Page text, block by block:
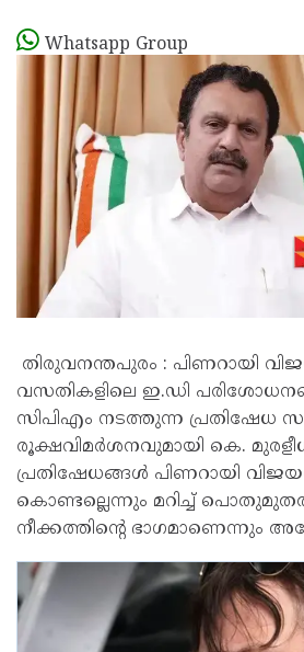
Whatsapp Group
തിരുവനന്തപുരം : പിണറായി
വസതികളിലെ ഇ.ഡി
സിപിഎം നടത്തുന്ന പ്രതിഷേധ
രൂക്ഷവിമർശനവുമായി കെ.
പ്രതിഷേധങ്ങൾ പിണറായി
കൊണ്ടല്ലെന്നും മറിച്ച്
നീക്കത്തിന്റെ ഭാഗമാണെന്നും